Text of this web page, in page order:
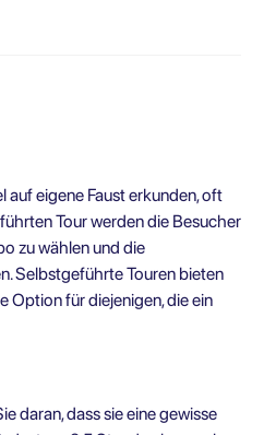
auf eigene Faust erkunden, oft
Tour werden die Besucher
zu wählen und die
Selbstgeführte Touren bieten
Option für diejenigen, die ein
daran, dass sie eine gewisse